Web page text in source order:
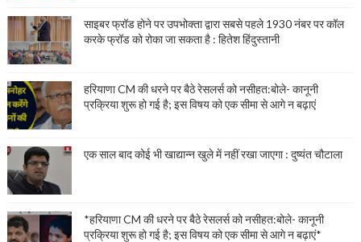
साइबर फ्रॉड होने पर उपभोक्ता द्वारा सबसे पहले 1930 नंबर पर कॉल
करके फ्रॉड को रोका जा सकता है : हितेश हिंदुस्तानी
हरियाणा CM की धरने पर बैठे रेसलर्स को नसीहत:बोले- कानूनी
प्रक्रिया शुरू हो गई है; इस विषय को एक सीमा से आगे न बढ़ाएं
एक साल बाद कोई भी खाद्यान्न खुले में नहीं रखा जाएगा : दुष्यंत चौटाला
*हरियाणा CM की धरने पर बैठे रेसलर्स को नसीहत:बोले- कानूनी
प्रक्रिया शुरू हो गई है; इस विषय को एक सीमा से आगे न बढ़ाएं*